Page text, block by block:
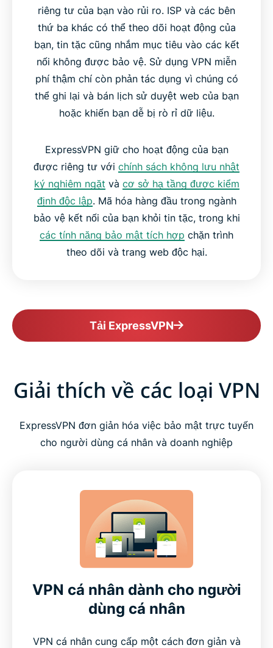
riêng tư của bạn vào rủi ro. ISP và các bên
thứ ba khác có thể theo dõi hoạt động của
bạn, tin tặc cũng nhắm mục tiêu vào các kết
nối không được bảo vệ. Sử dụng VPN miễn
phí thậm chí còn phản tác dụng vì chúng có
thể ghi lại và bán lịch sử duyệt web của bạn
hoặc khiến bạn dễ bị rò rỉ dữ liệu.
ExpressVPN giữ cho hoạt động của bạn
được riêng tư với chính sách không lưu nhật
ký nghiêm ngặt và cơ sở hạ tầng được kiểm
định độc lập. Mã hóa hàng đầu trong ngành
bảo vệ kết nối của bạn khỏi tin tặc, trong khi
các tính năng bảo mật tích hợp chặn trình
theo dõi và trang web độc hại.
Tải ExpressVPN
Giải thích về các loại VPN
ExpressVPN đơn giản hóa việc bảo mật trực tuyến
cho người dùng cá nhân và doanh nghiệp
VPN cá nhân dành cho người
dùng cá nhân
VPN cá nhân cung cấp một cách đơn giản và